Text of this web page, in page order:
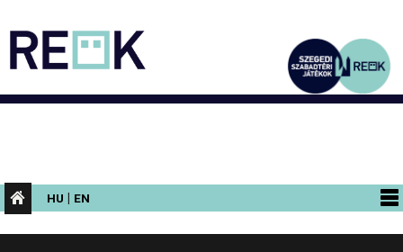
HU | EN
PROGRAMOK